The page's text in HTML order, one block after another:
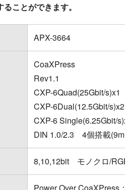
ことができます。
APX-3664
CoaXPress
Rev1.1
CXP-6Quad(25Gbit/s)x1
CXP-6Dual(12.5Gbit/s)x2
CXP-6 Single(6.25Gbit/
DIN 1.0/2.3 4個搭載(9mm
8,10,12bit モノクロ/RGB
Power Over CoaXPress：